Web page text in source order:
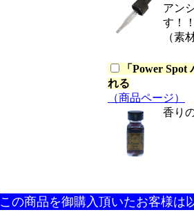
アン
す！
（素
「 Power Spot
れる
（商品ページ）
香り
この商品を御購入頂いたお客様は